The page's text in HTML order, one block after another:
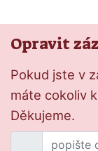
Opravit
Pokud jste v
máte cokoliv
Děkujeme.